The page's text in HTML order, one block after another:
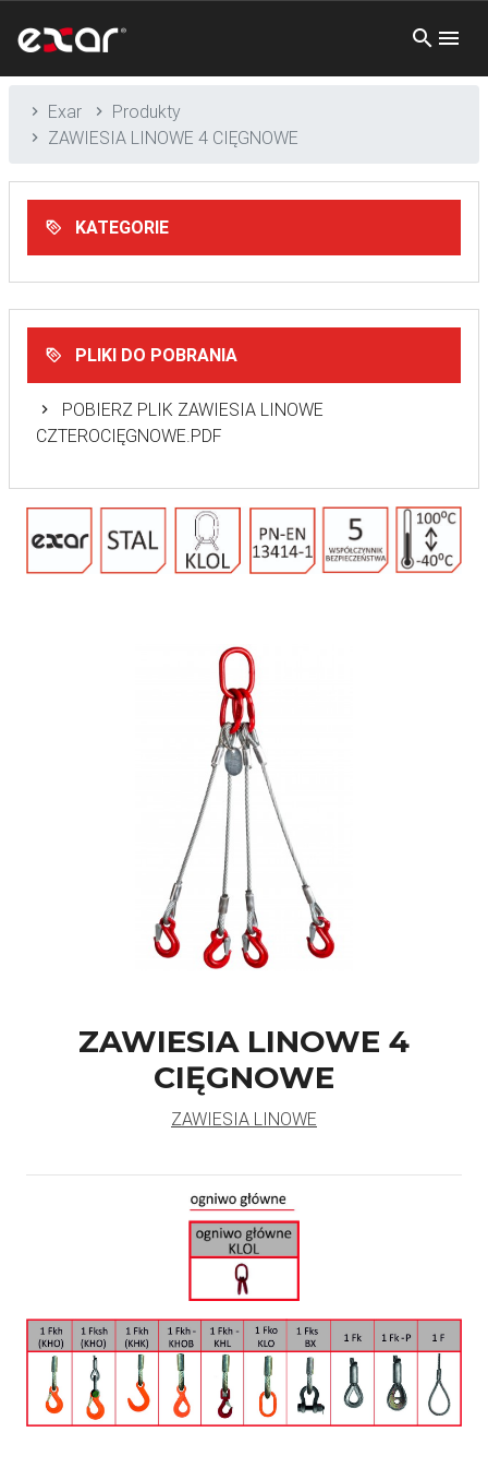
Exar
Produkty
ZAWIESIA LINOWE 4 CIĘGNOWE
KATEGORIE
PLIKI DO POBRANIA
POBIERZ PLIK ZAWIESIA LINOWE
CZTEROCIĘGNOWE.PDF
ZAWIESIA LINOWE 4
CIĘGNOWE
ZAWIESIA LINOWE